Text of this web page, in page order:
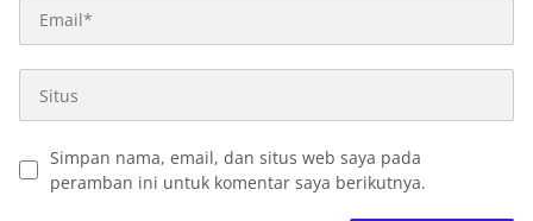
Simpan nama, email, dan situs web saya pada
peramban ini untuk komentar saya berikutnya.